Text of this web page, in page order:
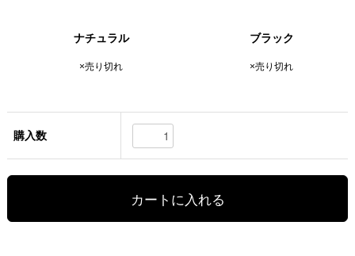
ナチュラル ブラック
×売り切れ ×売り切れ
購入数